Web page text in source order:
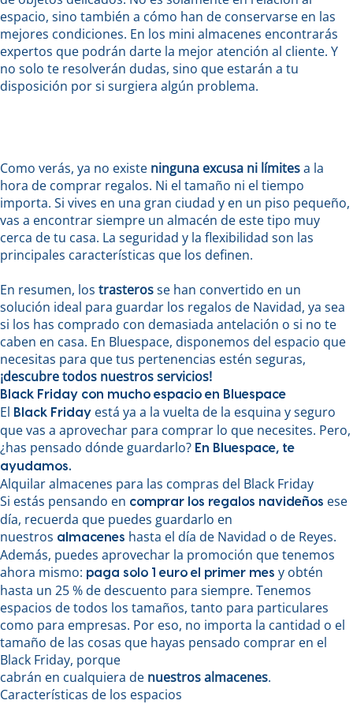
espacio, sino también a cómo han de conservarse en las
mejores condiciones. En los mini almacenes encontrarás
expertos que podrán darte la mejor atención al cliente. Y
no solo te resolverán dudas, sino que estarán a tu
disposición por si surgiera algún problema.
Como verás, ya no existe ninguna excusa ni límitesa la
hora de comprar regalos. Ni el tamaño ni el tiempo
importa. Si vives en una gran ciudad y en un piso pequeño,
vas a encontrar siempre un almacén de este tipo muy
cerca de tu casa. La seguridad y la flexibilidad son las
principales características que los definen.
En resumen, los trasterosse han convertido en un
solución ideal para guardar los regalos de Navidad, ya sea
si los has comprado con demasiada antelación o si no te
caben en casa. En Bluespace, disponemos del espacio que
necesitas para que tus pertenencias estén seguras,
¡descubre todos nuestros servicios!
Black Friday con mucho espacio en Bluespace
El Black Friday está ya a la vuelta de la esquina y seguro
que vas a aprovechar para comprar lo que necesites. Pero,
¿has pensado dónde guardarlo? En Bluespace, te
ayudamos.
Alquilar almacenes para las compras del Black Friday
Si estás pensando en comprar los regalos navideños ese
día, recuerda que puedes guardarlo en
nuestros almacenes hasta el día de Navidad o de Reyes.
Además, puedes aprovechar la promoción que tenemos
ahora mismo: paga solo 1 euro el primer mes y obtén
hasta un 25 % de descuento para siempre. Tenemos
espacios de todos los tamaños, tanto para particulares
como para empresas. Por eso, no importa la cantidad o el
tamaño de las cosas que hayas pensado comprar en el
Black Friday, porque
cabrán en cualquiera de nuestros almacenes.
Características de los espacios